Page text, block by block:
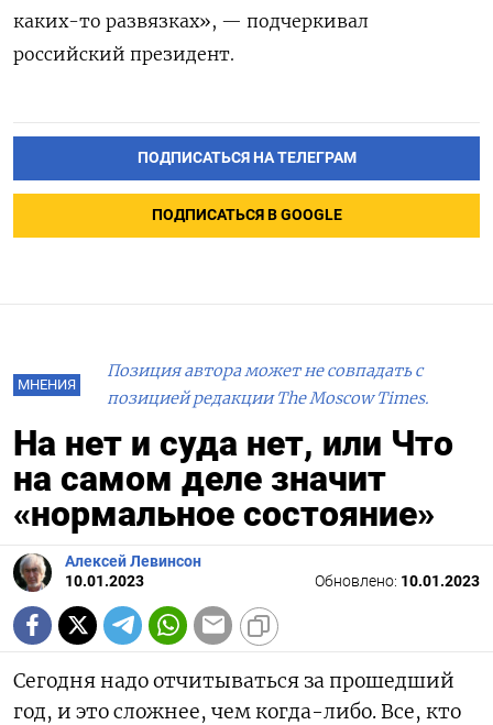
каких-то развязках», — подчеркивал
российский президент.
ПОДПИСАТЬСЯ НА ТЕЛЕГРАМ
ПОДПИСАТЬСЯ В GOOGLE
МНЕНИЯ
Позиция автора может не совпадать с
позицией редакции The Moscow Times.
На нет и суда нет, или Что
на самом деле значит
«нормальное состояние»
Алексей Левинсон
10.01.2023
Обновлено: 10.01.2023
Сегодня надо отчитываться за прошедший
год, и это сложнее, чем когда-либо. Все, кто